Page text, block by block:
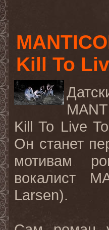
Kill To
Kill To Live
Он станет
мотивам
вокалист
Larsen).